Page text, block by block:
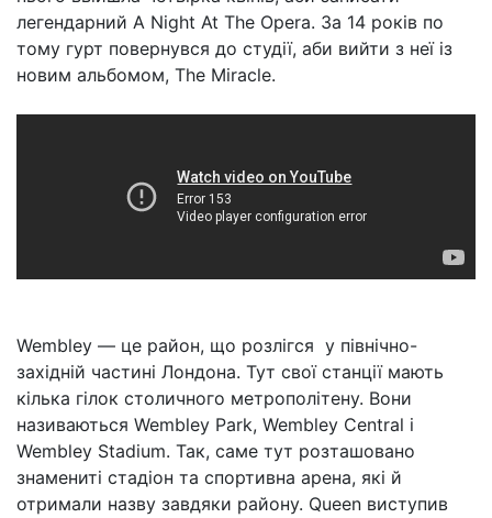
легендарний A Night At The Opera. За 14 років по
тому гурт повернувся до студії, аби вийти з неї із
новим альбомом, The Miracle.
Wembley — це район, що розлігся у північно-
західній частині Лондона. Тут свої станції мають
кілька гілок столичного метрополітену. Вони
називаються Wembley Park, Wembley Central і
Wembley Stadium. Так, саме тут розташовано
знамениті стадіон та спортивна арена, які й
отримали назву завдяки району. Queen виступив